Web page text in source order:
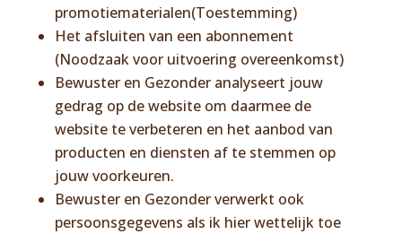
promotiematerialen(Toestemming)
Het afsluiten van een abonnement
(Noodzaak voor uitvoering overeenkomst)
Bewuster en Gezonder analyseert jouw
gedrag op de website om daarmee de
website te verbeteren en het aanbod van
producten en diensten af te stemmen op
jouw voorkeuren.
Bewuster en Gezonder verwerkt ook
persoonsgegevens als ik hier wettelijk toe